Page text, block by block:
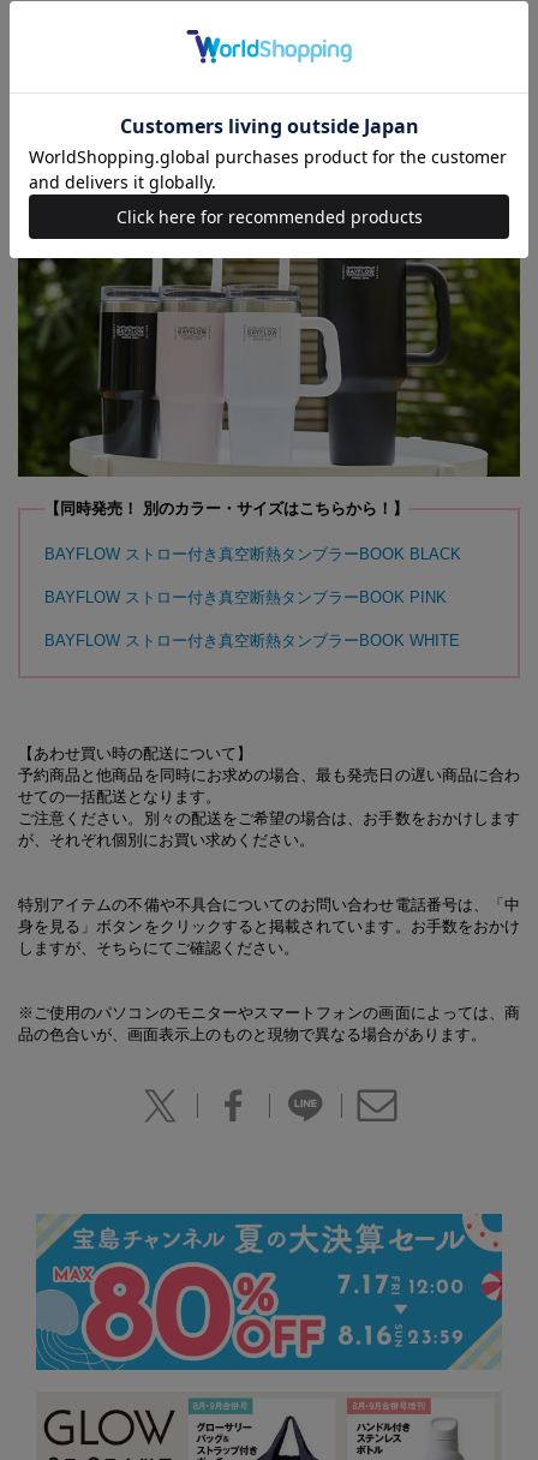
530mLサイズはツヤ加工で、ホワイト・ブラック・ピンクの3色展開、
1200mLサイズは、マット加工のブラックに。全4種でお届けします。
【同時発売！ 別のカラー・サイズはこちらから！】
BAYFLOW ストロー付き真空断熱タンブラーBOOK BLACK
BAYFLOW ストロー付き真空断熱タンブラーBOOK PINK
BAYFLOW ストロー付き真空断熱タンブラーBOOK WHITE
【あわせ買い時の配送について】
予約商品と他商品を同時にお求めの場合、最も発売日の遅い商品に合わ
せての一括配送となります。
ご注意ください。別々の配送をご希望の場合は、お手数をおかけします
が、それぞれ個別にお買い求めください。
特別アイテムの不備や不具合についてのお問い合わせ電話番号は、「中
身を見る」ボタンをクリックすると掲載されています。お手数をおかけ
しますが、そちらにてご確認ください。
※ご使用のパソコンのモニターやスマートフォンの画面によっては、商
品の色合いが、画面表示上のものと現物で異なる場合があります。